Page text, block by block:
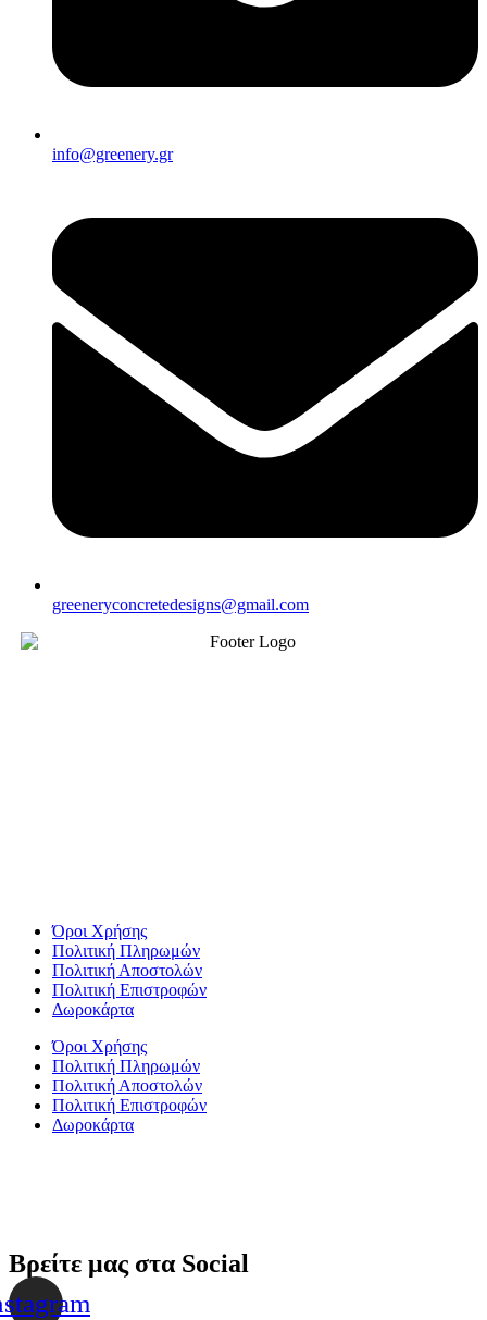
info@greenery.gr
greeneryconcretedesigns@gmail.com
Όροι Χρήσης
Πολιτική Πληρωμών
Πολιτική Αποστολών
Πολιτική Επιστροφών
Δωροκάρτα
Όροι Χρήσης
Πολιτική Πληρωμών
Πολιτική Αποστολών
Πολιτική Επιστροφών
Δωροκάρτα
Βρείτε μας στα Social